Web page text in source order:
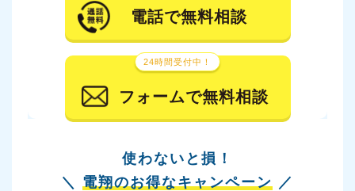
電話で無料相談
24時間受付中！
フォームで無料相談
使わないと損！
＼
電翔のお得なキャンペーン ／